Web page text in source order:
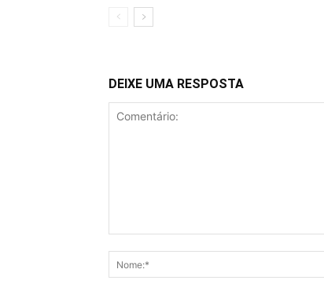
DEIXE UMA RESPOSTA